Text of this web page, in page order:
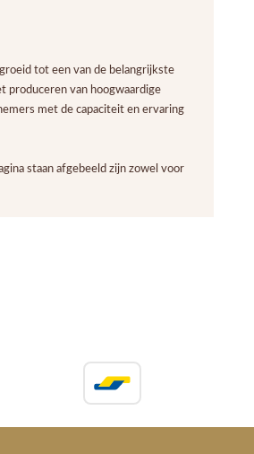
tot een van de belangrijkste
produceren van hoogwaardige
met de capaciteit en ervaring
staan afgebeeld zijn zowel voor